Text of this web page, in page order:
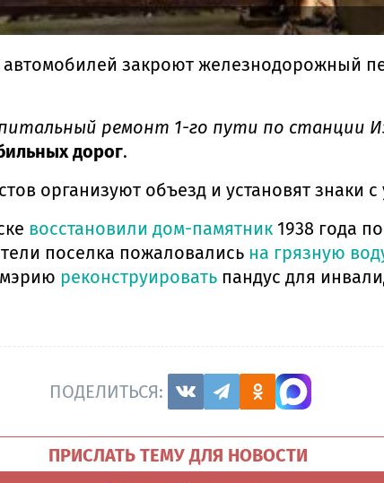
автомобилей закроют железнодорожный
ремонт 1-го пути по станции
дорог.
организуют объезд и установят знаки
восстановили дом-памятник 1938 года
поселка пожаловались на грязную
реконструировать пандус для
ПОДЕЛИТЬСЯ:
ПРИСЛАТЬ ТЕМУ ДЛЯ НОВОСТИ